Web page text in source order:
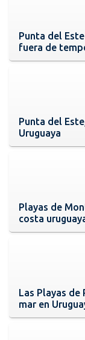
Punta del
fuera de
Punta del
Uruguaya
Playas de
costa
Las Playas de
mar en